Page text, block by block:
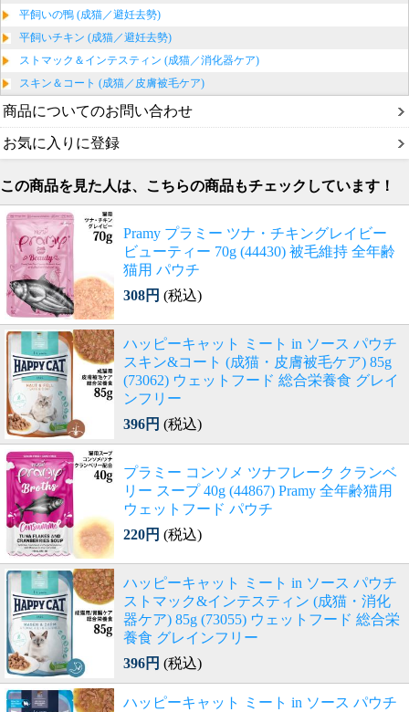
平飼いの鴨 (成猫／避妊去勢)
平飼いチキン (成猫／避妊去勢)
ストマック＆インテスティン (成猫／消化器ケア)
スキン＆コート (成猫／皮膚被毛ケア)
商品についてのお問い合わせ
お気に入りに登録
この商品を見た人は、こちらの商品もチェックしています！
Pramy プラミー ツナ・チキングレイビー
ビューティー 70g (44430) 被毛維持 全年齢
猫用 パウチ
308円 (税込)
ハッピーキャット ミート in ソース パウチ
スキン&コート (成猫・皮膚被毛ケア) 85g
(73062) ウェットフード 総合栄養食 グレイ
ンフリー
396円 (税込)
プラミー コンソメ ツナフレーク クランベ
リー スープ 40g (44867) Pramy 全年齢猫用
ウェットフード パウチ
220円 (税込)
ハッピーキャット ミート in ソース パウチ
ストマック&インテスティン (成猫・消化
器ケア) 85g (73055) ウェットフード 総合栄
養食 グレインフリー
396円 (税込)
ハッピーキャット ミート in ソース パウチ